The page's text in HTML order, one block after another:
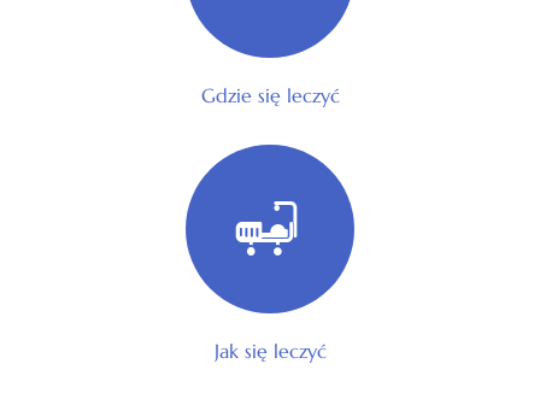
Gdzie się leczyć
Jak się leczyć